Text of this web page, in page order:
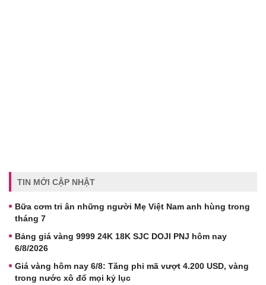
TIN MỚI CẬP NHẬT
Bữa cơm tri ân những người Mẹ Việt Nam anh hùng trong
tháng 7
Bảng giá vàng 9999 24K 18K SJC DOJI PNJ hôm nay
6/8/2026
Giá vàng hôm nay 6/8: Tăng phi mã vượt 4.200 USD, vàng
trong nước xô đổ mọi kỷ lục